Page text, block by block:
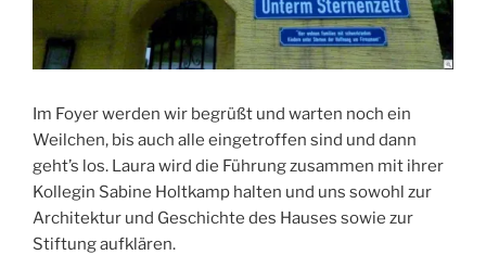
Im Foyer werden wir begrüßt und warten noch ein
Weilchen, bis auch alle eingetroffen sind und dann
geht’s los. Laura wird die Führung zusammen mit ihrer
Kollegin Sabine Holtkamp halten und uns sowohl zur
Architektur und Geschichte des Hauses sowie zur
Stiftung aufklären.